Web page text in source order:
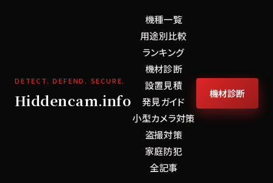
DETECT. DEFEND. SECURE.
Hiddencam.info
機種一覧
用途別比較
ランキング
機材診断
設置見積
発見ガイド
小型カメラ対策
盗撮対策
家庭防犯
全記事
機材診断